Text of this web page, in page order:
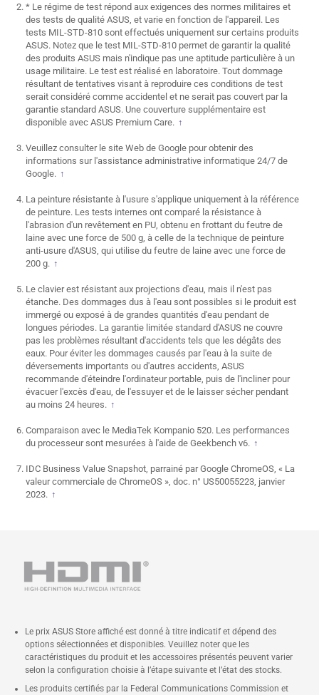
* Le régime de test répond aux exigences des normes militaires et
des tests de qualité ASUS, et varie en fonction de l'appareil. Les
tests MIL-STD-810 sont effectués uniquement sur certains produits
ASUS. Notez que le test MIL-STD-810 permet de garantir la qualité
des produits ASUS mais n'indique pas une aptitude particulière à un
usage militaire. Le test est réalisé en laboratoire. Tout dommage
résultant de tentatives visant à reproduire ces conditions de test
serait considéré comme accidentel et ne serait pas couvert par la
garantie standard ASUS. Une couverture supplémentaire est
disponible avec ASUS Premium Care. ↑
Veuillez consulter le site Web de Google pour obtenir des
informations sur l'assistance administrative informatique 24/7 de
Google. ↑
La peinture résistante à l'usure s'applique uniquement à la référence
de peinture. Les tests internes ont comparé la résistance à
l'abrasion d'un revêtement en PU, obtenu en frottant du feutre de
laine avec une force de 500 g, à celle de la technique de peinture
anti-usure d'ASUS, qui utilise du feutre de laine avec une force de
200 g. ↑
Le clavier est résistant aux projections d'eau, mais il n'est pas
étanche. Des dommages dus à l'eau sont possibles si le produit est
immergé ou exposé à de grandes quantités d'eau pendant de
longues périodes. La garantie limitée standard d'ASUS ne couvre
pas les problèmes résultant d'accidents tels que les dégâts des
eaux. Pour éviter les dommages causés par l'eau à la suite de
déversements importants ou d'autres accidents, ASUS
recommande d'éteindre l'ordinateur portable, puis de l'incliner pour
évacuer l'excès d'eau, de l'essuyer et de le laisser sécher pendant
au moins 24 heures. ↑
Comparaison avec le MediaTek Kompanio 520. Les performances
du processeur sont mesurées à l'aide de Geekbench v6. ↑
IDC Business Value Snapshot, parrainé par Google ChromeOS, « La
valeur commerciale de ChromeOS », doc. n° US50055223, janvier
2023. ↑
Le prix ASUS Store affiché est donné à titre indicatif et dépend des
options sélectionnées et disponibles. Veuillez noter que les
caractéristiques du produit et les accessoires présentés peuvent varier
selon la configuration choisie à l’étape suivante et l’état des stocks.
Les produits certifiés par la Federal Communications Commission et